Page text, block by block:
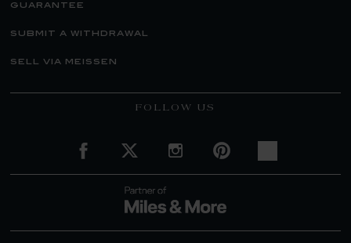
guarantee
submit a withdrawal
sell via meissen
FOLLOW US